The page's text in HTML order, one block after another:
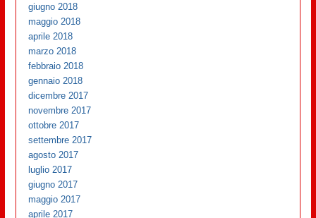
giugno 2018
maggio 2018
aprile 2018
marzo 2018
febbraio 2018
gennaio 2018
dicembre 2017
novembre 2017
ottobre 2017
settembre 2017
agosto 2017
luglio 2017
giugno 2017
maggio 2017
aprile 2017